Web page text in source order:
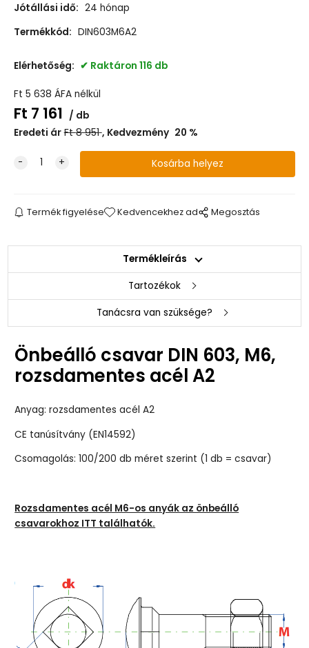
Jótállási idő: 24 hónap
Termékkód: DIN603M6A2
Elérhetőség: Raktáron 116 db
Ft 5 638 ÁFA nélkül
Ft 7 161
db
Eredeti ár Ft8 951 Kedvezmény 20 %
Termék figyelése Kedvencekhez ad Megosztás
Termékleírás
Tartozékok
Tanácsra van szüksége?
Önbeálló csavar DIN 603, M6,
rozsdamentes acél A2
Anyag: rozsdamentes acél A2
CE tanúsítvány (EN14592)
Csomagolás: 100/200 db méret szerint (1 db = csavar)
Rozsdamentes acél M6-os anyák az önbeálló
csavarokhoz ITT találhatók.